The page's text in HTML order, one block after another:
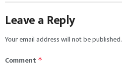
Leave a Reply
Your email address will not be published.
Comment *